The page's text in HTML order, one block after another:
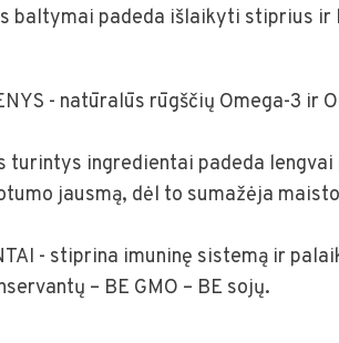
baltymai padeda išlaikyti stiprius
- natūralūs rūgščių Omega-3
turintys ingredientai padeda
jausmą, dėl to sumažėja
- stiprina imuninę sistemą ir
– BE GMO – BE sojų.